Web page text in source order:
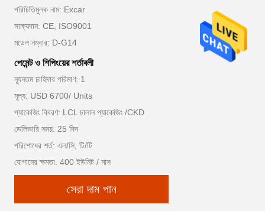
পরিচিতিমুলক নাম: Excar
সাক্ষ্যদান: CE, ISO9001
মডেল নম্বার: D-G14
পেমেন্ট ও শিপিংয়ের শর্তাবলী
ন্যূনতম চাহিদার পরিমাণ: 1
মূল্য: USD 6700/ Units
প্যাকেজিং বিবরণ: LCL চালান প্যাকেজিং /CKD
ডেলিভারি সময়: 25 দিন
পরিশোধের শর্ত: এল/সি, টি/টি
যোগানের ক্ষমতা: 400 ইউনিট / মাস
সেরা দাম পান